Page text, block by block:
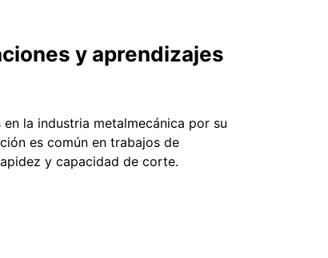
y aprendizajes
la industria metalmecánica por su
es común en trabajos de
y capacidad de corte.